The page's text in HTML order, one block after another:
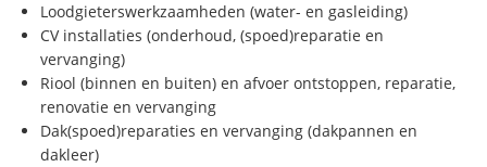
Loodgieterswerkzaamheden (water- en gasleiding)
CV installaties (onderhoud, (spoed)reparatie en
vervanging)
Riool (binnen en buiten) en afvoer ontstoppen, reparatie,
renovatie en vervanging
Dak(spoed)reparaties en vervanging (dakpannen en
dakleer)